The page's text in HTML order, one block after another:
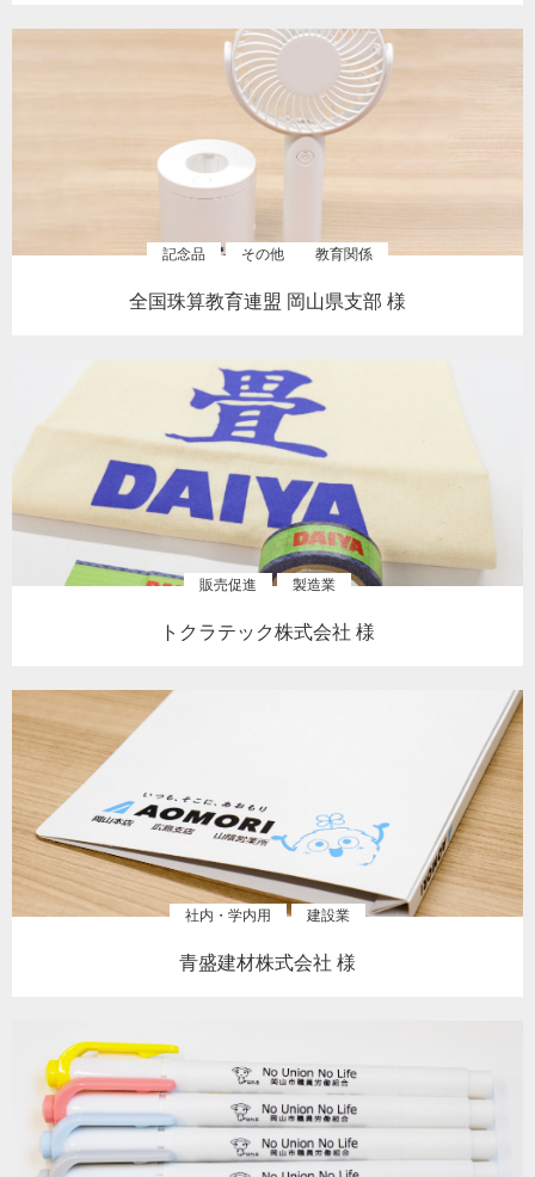
記念品 その他 教育関係
全国珠算教育連盟 岡山県支部 様
販売促進 製造業
トクラテック株式会社 様
社内・学内用 建設業
青盛建材株式会社 様